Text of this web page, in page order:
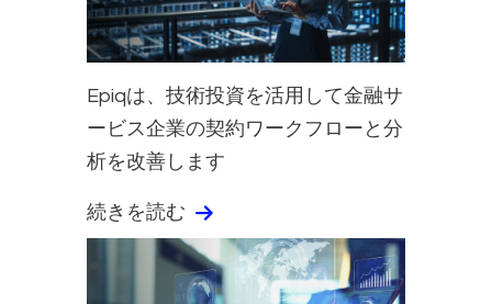
Epiqは、技術投資を活用して金融サ
ービス企業の契約ワークフローと分
析を改善します
続きを読む